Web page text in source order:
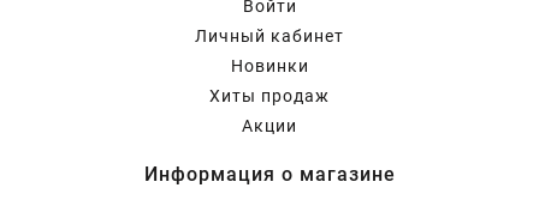
Войти
Личный кабинет
Новинки
Хиты продаж
Акции
Информация о магазине